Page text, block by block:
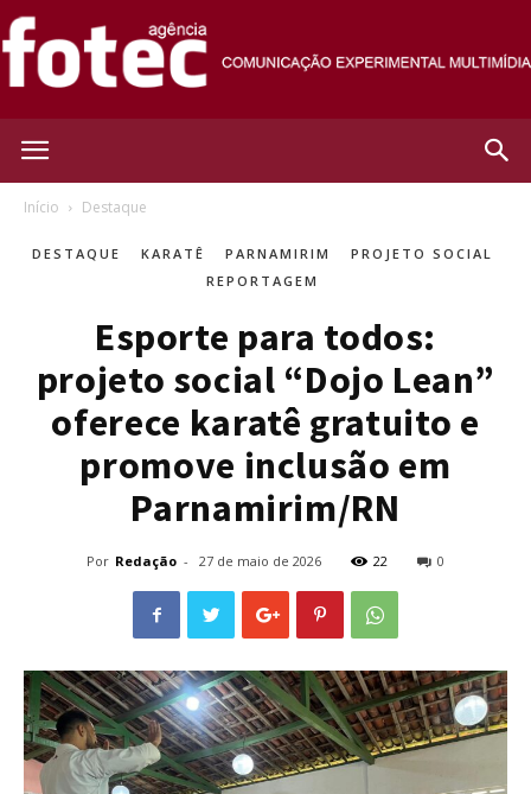
Início Destaque
DESTAQUE KARATÊ PARNAMIRIM
PROJETO SOCIAL
REPORTAGEM
Esporte para todos:
projeto social “Dojo Lean”
oferece karatê gratuito e
promove inclusão em
Parnamirim/RN
Por Redação - 27 de maio de 2026 22 0